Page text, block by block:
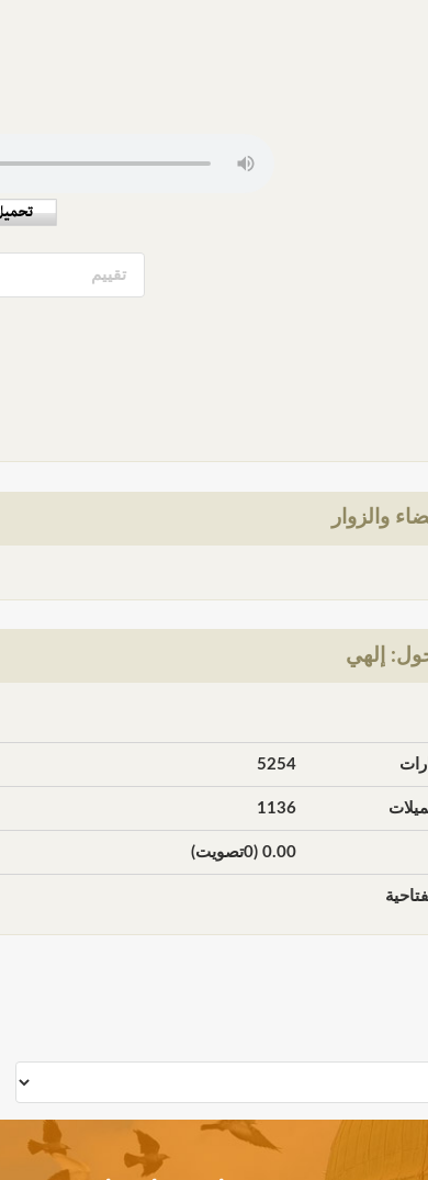
تقييم
والزوار
إلهي
5254
1136
0.00 (0تصويت)